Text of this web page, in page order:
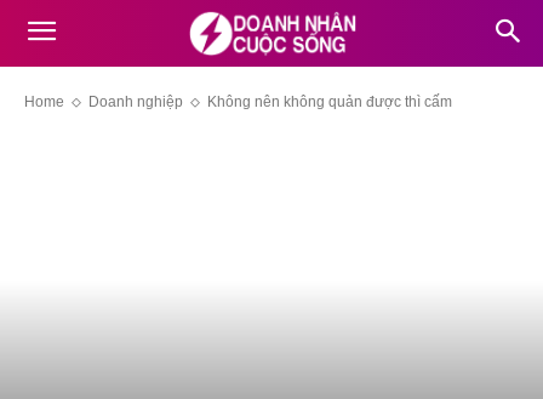
Home Doanh nghiệp Không nên không quản được thì cấm